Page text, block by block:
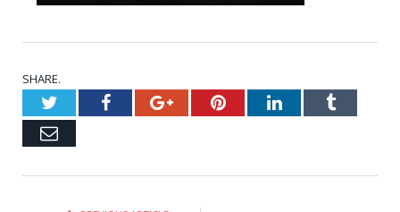
SHARE.
TwitterFacebookGoogle+PinterestLinkedInTumblr
Email